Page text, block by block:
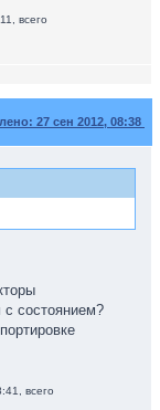
всего
27 сен 2012, 08:38
состоянием?
всего